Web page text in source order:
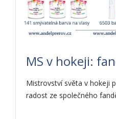
MS v hokeji:
Mistrovství světa v hokeji
radost ze společného